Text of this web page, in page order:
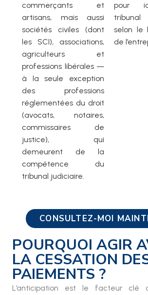
commerçants et
artisans, mais aussi
sociétés civiles (dont
les SCI), associations,
agriculteurs et
professions libérales —
à la seule exception
des professions
réglementées du droit
(avocats, notaires,
commissaires de
justice), qui
demeurent de la
compétence du
tribunal judiciaire.
pour
selon le
de
CONSULTEZ-MOI
POURQUOI AGIR
LA CESSATION
PAIEMENTS ?
L’anticipation est le facteur clé